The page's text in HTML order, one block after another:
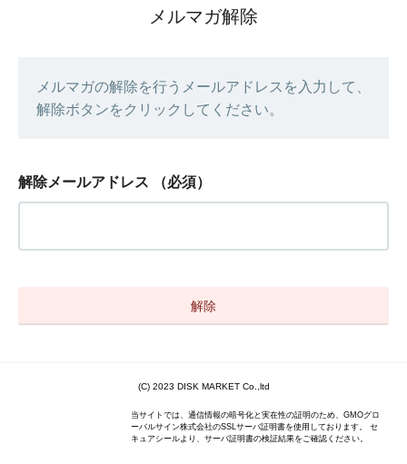
メルマガ解除
メルマガの解除を行うメールアドレスを入力して、
解除ボタンをクリックしてください。
解除メールアドレス （必須）
(C) 2023 DISK MARKET Co.,ltd
当サイトでは、通信情報の暗号化と実在性の証明のため、GMOグロ
ーバルサイン株式会社のSSLサーバ証明書を使用しております。 セ
キュアシールより、サーバ証明書の検証結果をご確認ください。